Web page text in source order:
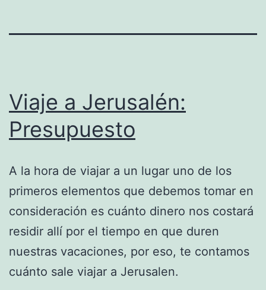
Viaje a Jerusalén:
Presupuesto
A la hora de viajar a un lugar uno de los
primeros elementos que debemos tomar en
consideración es cuánto dinero nos costará
residir allí por el tiempo en que duren
nuestras vacaciones, por eso, te contamos
cuánto sale viajar a Jerusalen.